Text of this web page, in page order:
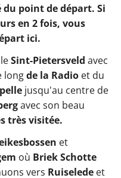
point de départ. Si
en 2 fois, vous
ici.
Sint-Pietersveld avec
longde la Radio et du
jusqu'au centre de
avec son beau
très visitée.
et
où Briek Schotte
vers Ruiselede et